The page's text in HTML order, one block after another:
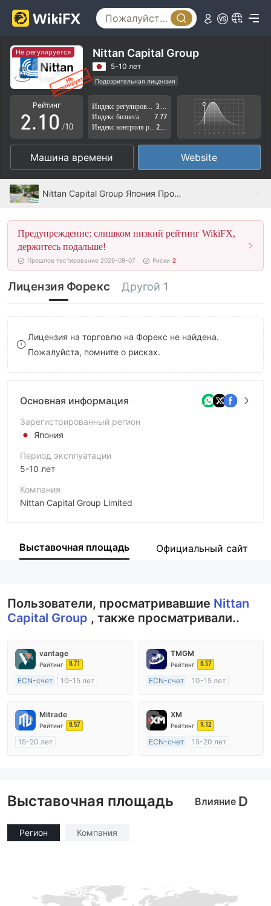
Не регулируется Nittan Capital Group
5-10 лет
Подозрительная лицензия
Регион деятельности подозрителен
Высокие потенциальные риски
Рейтинг
0
1
2
3
4
5
6
7
8
9
.
0
1
2
3
4
5
6
7
8
9
0
1
2
3
4
5
6
7
8
9
/10
Индекс бизнеса
7.77
Машина времени Website
Nittan Capital Group Япония Проверено: Операционный офис подтвержден
Предупреждение: слишком низкий рейтинг WikiFX,
держитесь подальше!
Прошлое тестирование 2026-08-07 Риски 2
Лицензия Форекс Другой 1
Лицензия на торговлю на Форекс не найдена.
Пожалуйста, помните о рисках.
Основная информация
Зарегистрированный регион
Япония
Период эксплуатации
5-10 лет
Компания
Nittan Capital Group Limited
Сотрудник компании
Выставочная площадь Официальный сайт
Пользователи, просматривавшие Nittan
Capital Group , также просматривали..
vantage
Рейтинг 8.71
ECN-счет
10-15 лет
Маркет-Мейкинг (MM)
Основной стандарт MT4
TMGM
Рейтинг 8.57
ECN-счет
10-15 лет
Маркет-Мейкинг (MM)
Основной стандарт MT4
Mitrade
Рейтинг 8.57
15-20 лет
XM
Рейтинг 9.12
ECN-счет
15-20 лет
Выставочная площадь Влияние D
Регион Компания